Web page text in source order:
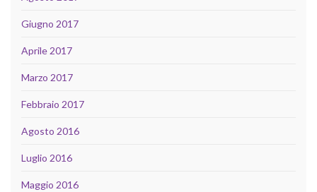
Giugno 2017
Aprile 2017
Marzo 2017
Febbraio 2017
Agosto 2016
Luglio 2016
Maggio 2016